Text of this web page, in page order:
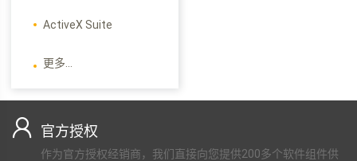
ActiveX Suite
更多...
官方授权
作为官方授权经销商，我们直接向您提供200多个软件组件供